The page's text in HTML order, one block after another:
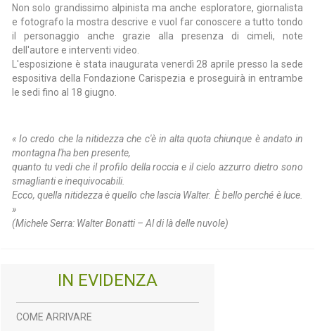
Non solo grandissimo alpinista ma anche esploratore, giornalista
e fotografo la mostra descrive e vuol far conoscere a tutto tondo
il personaggio anche grazie alla presenza di cimeli, note
dell'autore e interventi video.
L'esposizione è stata inaugurata venerdì 28 aprile presso la sede
espositiva della Fondazione Carispezia e proseguirà in entrambe
le sedi fino al 18 giugno.
« Io credo che la nitidezza che c'è in alta quota chiunque è andato in
montagna l'ha ben presente,
quanto tu vedi che il profilo della roccia e il cielo azzurro dietro sono
smaglianti e inequivocabili.
Ecco, quella nitidezza è quello che lascia Walter. È bello perché è luce.
»
(Michele Serra: Walter Bonatti – Al di là delle nuvole)
IN EVIDENZA
COME ARRIVARE